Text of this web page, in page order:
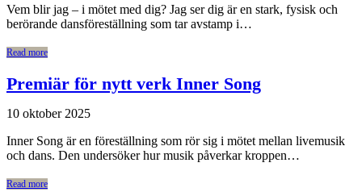
Vem blir jag – i mötet med dig? Jag ser dig är en stark, fysisk och
berörande dansföreställning som tar avstamp i…
Read more
Premiär för nytt verk Inner Song
10 oktober 2025
Inner Song är en föreställning som rör sig i mötet mellan livemusik
och dans. Den undersöker hur musik påverkar kroppen…
Read more